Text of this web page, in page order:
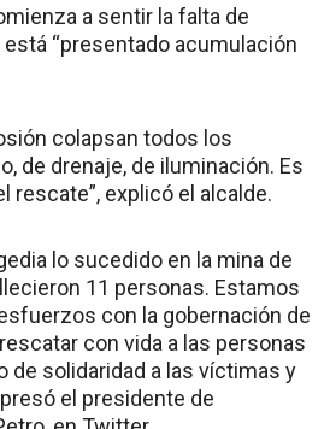
a sentir la falta de
“presentado acumulación
colapsan todos los
de drenaje, de iluminación. Es
rescate”, explicó el alcalde.
lo sucedido en la mina de
11 personas. Estamos
con la gobernación de
con vida a las personas
de solidaridad a las víctimas y
el presidente de